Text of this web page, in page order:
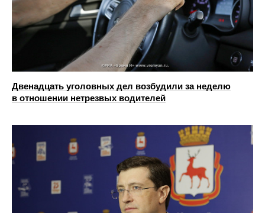
Двенадцать уголовных дел возбудили за неделю
в отношении нетрезвых водителей